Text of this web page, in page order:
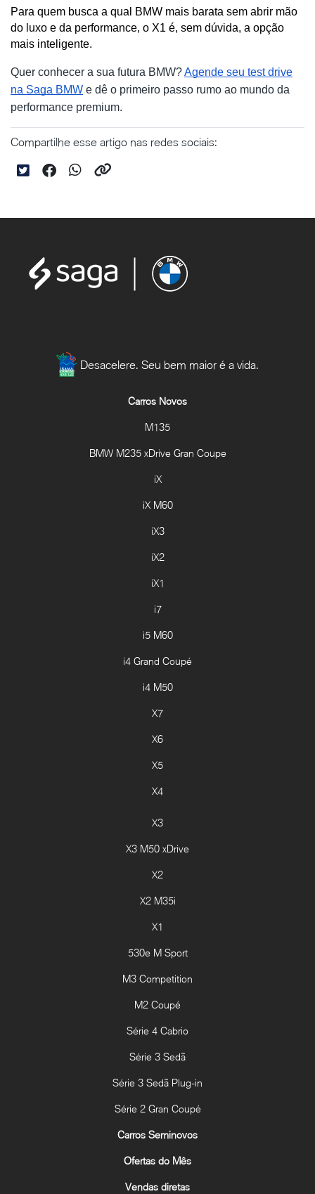
Para quem busca a qual BMW mais barata sem abrir mão
do luxo e da performance, o X1 é, sem dúvida, a opção
mais inteligente.
Quer conhecer a sua futura BMW?Agende seu test drive
na Saga BMW e dê o primeiro passo rumo ao mundo da
performance premium.
Compartilhe esse artigo nas redes sociais:
Desacelere. Seu bem maior é a vida.
Carros Novos
M135
BMW M235 xDrive Gran Coupe
iX
iX M60
iX3
iX2
iX1
i7
i5 M60
i4 Grand Coupé
i4 M50
X7
X6
X5
X4
X3
X3 M50 xDrive
X2
X2 M35i
X1
530e M Sport
M3 Competition
M2 Coupé
Série 4 Cabrio
Série 3 Sedã
Série 3 Sedã Plug-in
Série 2 Gran Coupé
Carros Seminovos
Ofertas do Mês
Vendas diretas